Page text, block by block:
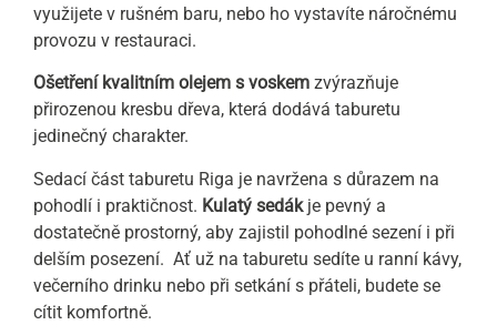
využijete v rušném baru, nebo ho vystavíte náročnému
provozu v restauraci.
Ošetření kvalitním olejem s voskem zvýrazňuje
přirozenou kresbu dřeva, která dodává taburetu
jedinečný charakter.
Sedací část taburetu Riga je navržena s důrazem na
pohodlí i praktičnost. Kulatý sedákje pevný a
dostatečně prostorný, aby zajistil pohodlné sezení i při
delším posezení. Ať už na taburetu sedíte u ranní kávy,
večerního drinku nebo při setkání s přáteli, budete se
cítit komfortně.